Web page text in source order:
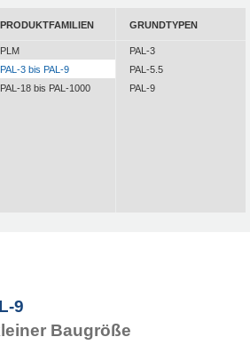
PRODUKTFAMILIEN
PLM
PAL-3 bis PAL-9
PAL-18 bis PAL-1000
GRUNDTYPEN
PAL-3
PAL-5.5
PAL-9
9
Baugröße